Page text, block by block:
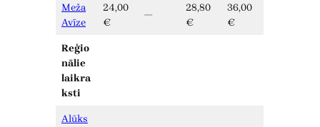
Meža
Avīze
24,00
€
—
28,80
€
36,00
€
Reģio
nālie
laikra
ksti
Alūks